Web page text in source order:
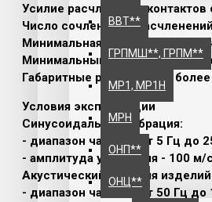
ВВТ**
ГРПМШ**, ГРПМ**
МР1, МР1Н
МРН
ОНП**
ОНЦ**
Усилие расчленения
Число сочленений-
Минимальная наработка - 1500
Минимальный срок
Габаритные размеры - не
Условия эксплуатации
Синусоидальная вибрация:
- диапазон частот - от 5 Гц до
- амплитуда ускорения - 100 м/
Акустический шум для
- диапазон частот - от 50 Гц до